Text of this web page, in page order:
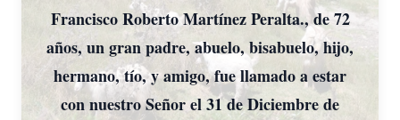
Francisco Roberto Martínez Peralta., de 72
años, un gran padre, abuelo, bisabuelo, hijo,
hermano, tío, y amigo, fue llamado a estar
con nuestro Señor el 31 de Diciembre de